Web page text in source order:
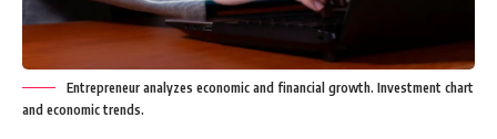
Entrepreneur analyzes economic and financial growth. Investment chart
and economic trends.